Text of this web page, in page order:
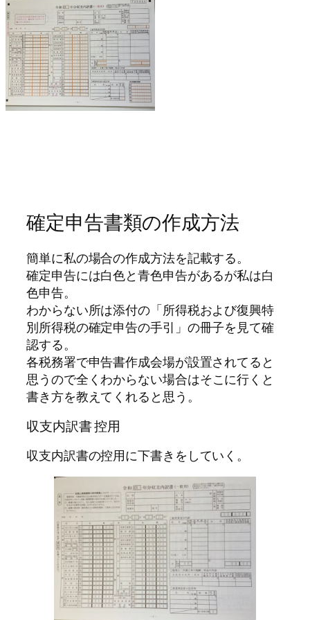
確定申告書類の作成方法
簡単に私の場合の作成方法を記載する。
確定申告には白色と青色申告があるが私は白
色申告。
わからない所は添付の「所得税および復興特
別所得税の確定申告の手引」の冊子を見て確
認する。
各税務署で申告書作成会場が設置されてると
思うので全くわからない場合はそこに行くと
書き方を教えてくれると思う。
収支内訳書 控用
収支内訳書の控用に下書きをしていく。